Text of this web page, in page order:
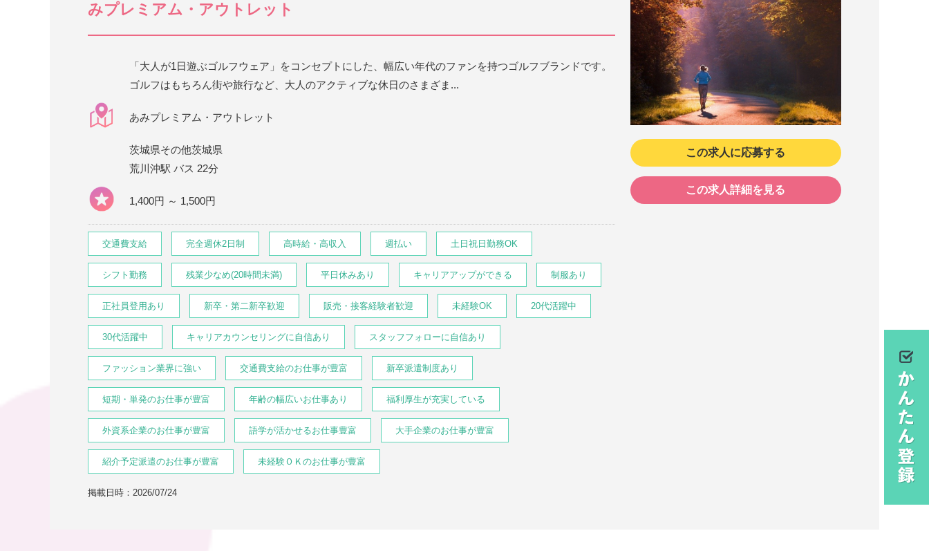
みプレミアム・アウトレット
「大人が1日遊ぶゴルフウェア」をコンセプトにした、幅広い年代のファンを持つゴルフブランドです。
ゴルフはもちろん街や旅行など、大人のアクティブな休日のさまざま...
あみプレミアム・アウトレット
茨城県その他茨城県
荒川沖駅 バス 22分
1,400円 ～ 1,500円
交通費支給 完全週休2日制 高時給・高収入 週払い 土日祝日勤務OK
シフト勤務 残業少なめ(20時間未満) 平日休みあり キャリアアップができる 制服あり
正社員登用あり 新卒・第二新卒歓迎 販売・接客経験者歓迎 未経験OK 20代活躍中
30代活躍中 キャリアカウンセリングに自信あり スタッフフォローに自信あり
ファッション業界に強い 交通費支給のお仕事が豊富 新卒派遣制度あり
短期・単発のお仕事が豊富 年齢の幅広いお仕事あり 福利厚生が充実している
外資系企業のお仕事が豊富 語学が活かせるお仕事豊富 大手企業のお仕事が豊富
紹介予定派遣のお仕事が豊富 未経験ＯＫのお仕事が豊富
掲載日時：2026/07/24
この求人に応募する
この求人詳細を見る